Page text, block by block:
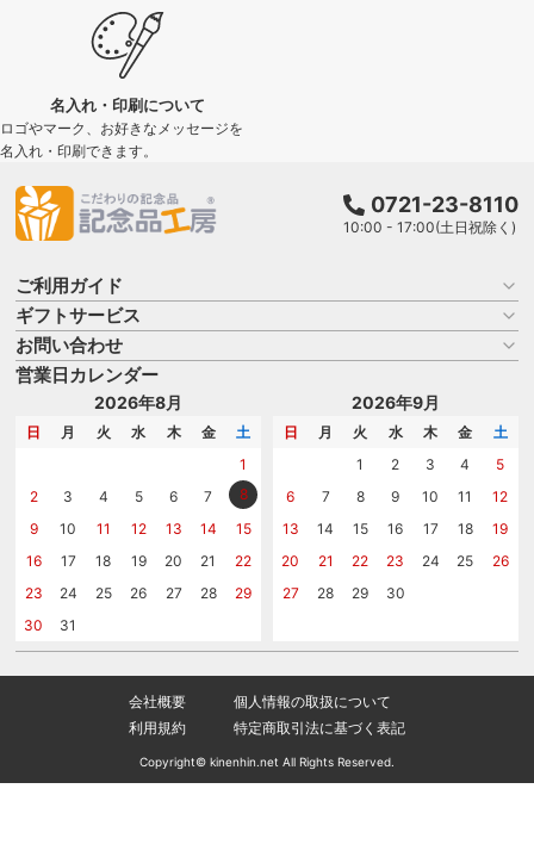
名入れ・印刷について
ロゴやマーク、お好きなメッセージを
名入れ・印刷できます。
0721-23-8110
10:00 - 17:00(土日祝除く)
ご利用ガイド
お買い物ガイド
よくある質問
はじめての記念品選び
記念品工房の使い方
ギフトサービス
名入れについて
のし
メッセージカード
お問い合わせ
商品選びを相談する
名入れについて相談する
カタログを請求する
営業日カレンダー
2026年8月
日 月 火 水 木 金
土
1
2
3 4 5 6 7
8
9
10 11 12 13 14
15
16
17 18 19 20 21
22
23
24 25 26 27 28
29
30
31
2026年9月
日 月 火 水 木 金
土
1
2 3 4
5
6
7 8 9 10 11
12
13
14 15 16 17 18
19
20
21 22 23 24 25
26
27
28 29 30
会社概要
個人情報の取扱について
利用規約
特定商取引法に基づく表記
Copyright© kinenhin.net All Rights Reserved.